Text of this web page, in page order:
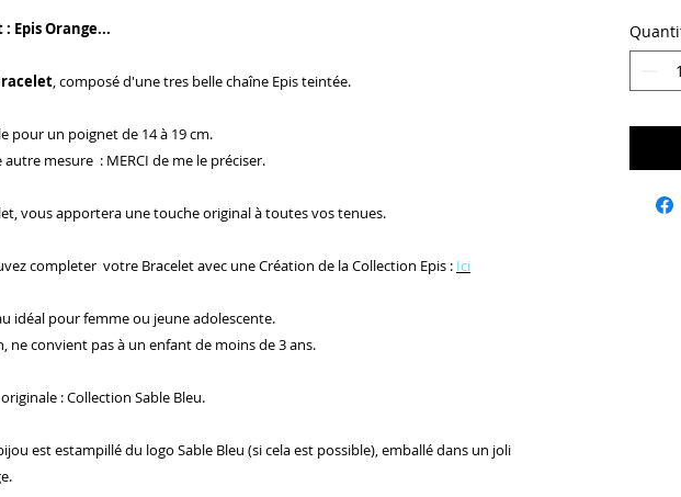
Epis Orange...
, composé d'une tres belle chaîne Epis teintée.
pour un poignet de 14 à 19 cm.
autre mesure : MERCI de me le préciser.
vous apportera une touche original à toutes vos tenues.
completer votre Bracelet avec une Création de la Collection Epis : Ici
idéal pour femme ou jeune adolescente.
ne convient pas à un enfant de moins de 3 ans.
: Collection Sable Bleu.
est estampillé du logo Sable Bleu (si cela est possible), emballé dans un joli